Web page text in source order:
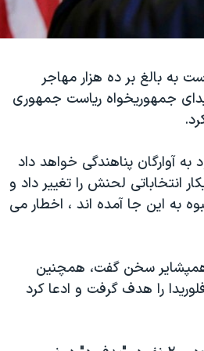
به بالغ بر ده هزار مهاجر
جمهوریخواه ریاست جمهوری
آوارگان پناهندگی خواهد داد
انتخاباتی لحنش را تغییر داد و
به این جا آمده اند ، اخطار می
در ایالت نیو همپشایر سخن گفت، همچنین
را هدف گرفت و ادعا کرد